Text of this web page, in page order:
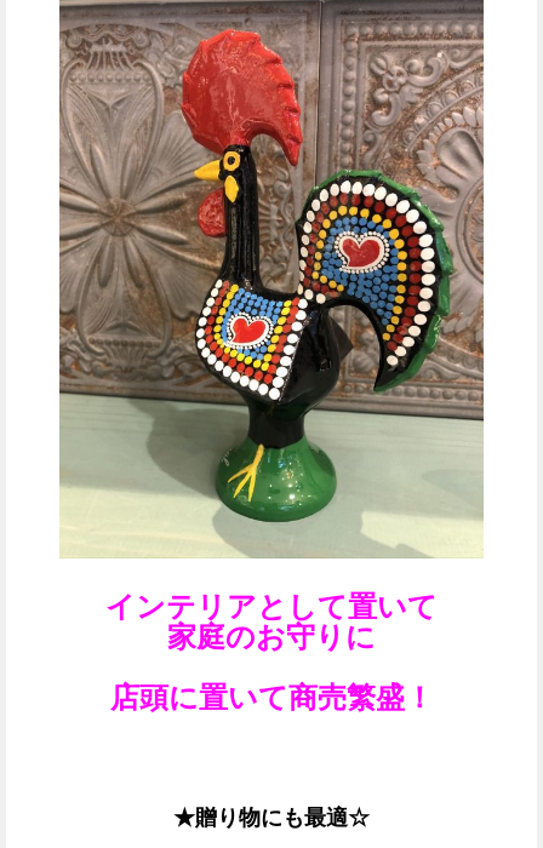
インテリアとして置いて
家庭のお守りに
店頭に置いて商売繁盛！
★贈り物にも最適☆